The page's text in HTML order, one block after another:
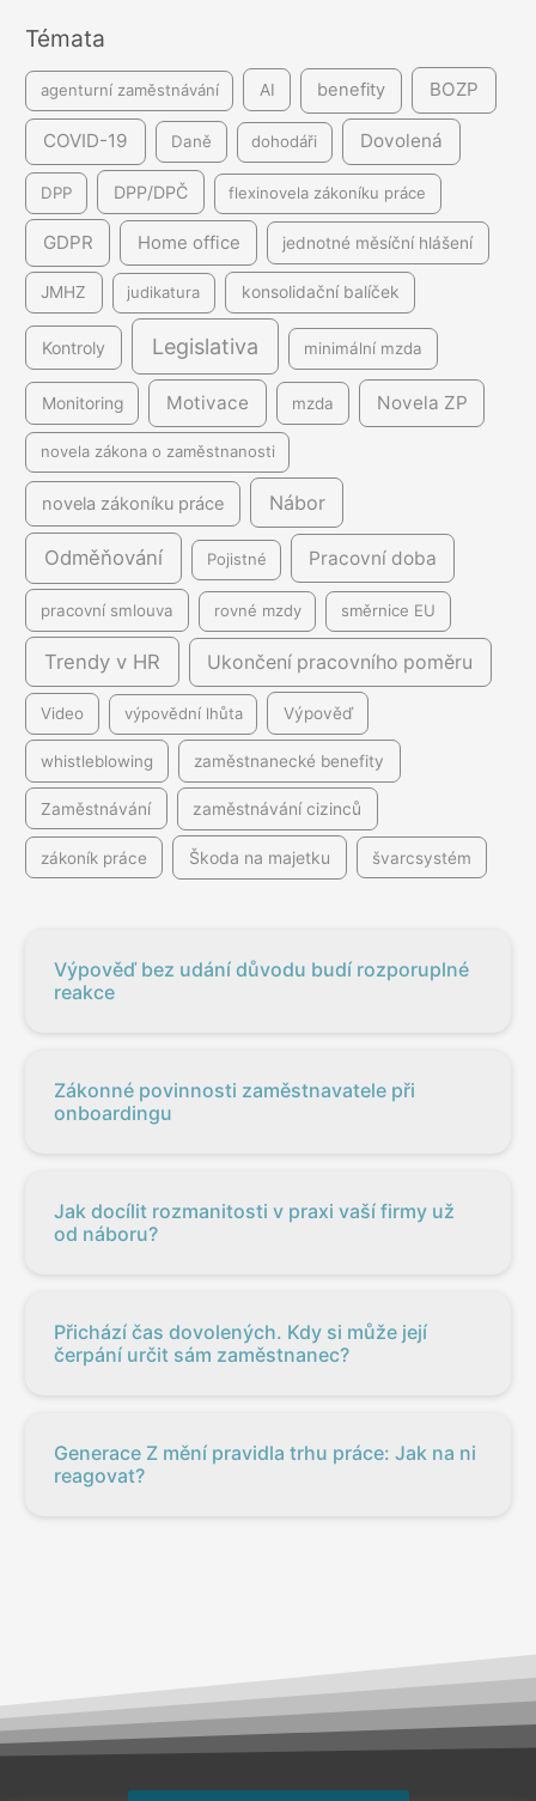
íTémata
agenturní zaměstnávání AI benefity BOZP
COVID-19 Daně dohodáři Dovolená
DPP DPP/DPČ flexinovela zákoníku práce
GDPR Home office jednotné měsíční hlášení
JMHZ judikatura konsolidační balíček
Kontroly Legislativa minimální mzda
Monitoring Motivace mzda Novela ZP
novela zákona o zaměstnanosti
novela zákoníku práce Nábor
Odměňování Pojistné Pracovní doba
pracovní smlouva rovné mzdy směrnice EU
Trendy v HR Ukončení pracovního poměru
Video výpovědní lhůta Výpověď
whistleblowing zaměstnanecké benefity
Zaměstnávání zaměstnávání cizinců
zákoník práce Škoda na majetku švarcsystém
Výpověď bez udání důvodu budí rozporuplné
reakce
Zákonné povinnosti zaměstnavatele při
onboardingu
Jak docílit rozmanitosti v praxi vaší firmy už
od náboru?
Přichází čas dovolených. Kdy si může její
čerpání určit sám zaměstnanec?
Generace Z mění pravidla trhu práce: Jak na ni
reagovat?